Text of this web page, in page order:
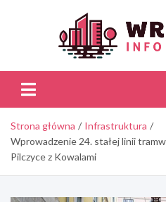
Strona główna
Infrastruktura
Wprowadzenie 24. stałej linii
Pilczyce z Kowalami